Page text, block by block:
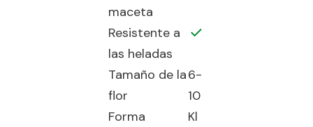
maceta
Resistente a
las heladas
Tamaño de la
flor
6-
10
Forma
Kl